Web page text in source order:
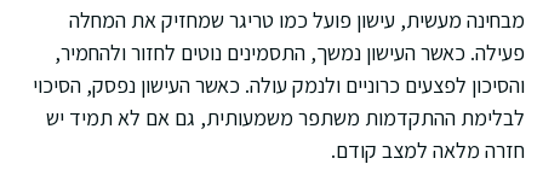
מבחינה מעשית, עישון פועל כמו טריגר שמחזיק את המחלה
פעילה. כאשר העישון נמשך, התסמינים נוטים לחזור ולהחמיר,
והסיכון לפצעים כרוניים ולנמק עולה. כאשר העישון נפסק, הסיכוי
לבלימת ההתקדמות משתפר משמעותית, גם אם לא תמיד יש
חזרה מלאה למצב קודם.